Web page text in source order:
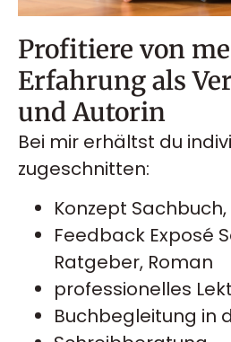
Profitiere von
Erfahrung als
und Autorin
Bei mir erhältst du
zugeschnitten:
Konzept
Feedback Exposé
Ratgeber, Roman
professionelles
Buchbegleitung in